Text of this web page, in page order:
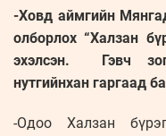
-Ховд аймгийн
олборлох “Халзан
эхэлсэн. Гэвч
нутгийнхан гаргаад
-Одоо Халзан